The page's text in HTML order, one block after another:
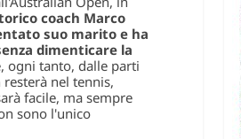
coach Marco
suo marito e ha
dimenticare la
ogni tanto, dalle parti
resterà nel tennis,
facile, ma sempre
sono l'unico